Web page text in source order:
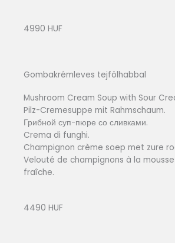
4990 HUF
Gombakrémleves tejfölhabbal
Mushroom Cream Soup with Sour
Pilz-Cremesuppe mit Rahmschaum.
Грибной суп-пюре со сливками.
Crema di funghi.
Champignon crème soep met zure
Velouté de champignons à la
fraîche.
4490 HUF